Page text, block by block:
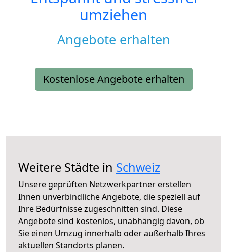
umziehen
Angebote erhalten
Kostenlose Angebote erhalten
Weitere Städte in Schweiz
Unsere geprüften Netzwerkpartner erstellen
Ihnen unverbindliche Angebote, die speziell auf
Ihre Bedürfnisse zugeschnitten sind. Diese
Angebote sind kostenlos, unabhängig davon, ob
Sie einen Umzug innerhalb oder außerhalb Ihres
aktuellen Standorts planen.